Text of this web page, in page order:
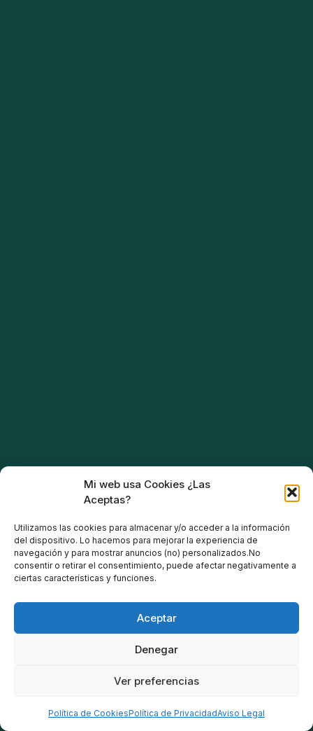
Mi web usa Cookies ¿Las
Aceptas?
Utilizamos las cookies para almacenar y/o acceder a la información
del dispositivo. Lo hacemos para mejorar la experiencia de
navegación y para mostrar anuncios (no) personalizados.No
consentir o retirar el consentimiento, puede afectar negativamente a
ciertas características y funciones.
Aceptar
Denegar
Ver preferencias
Política de CookiesPolítica de PrivacidadAviso Legal